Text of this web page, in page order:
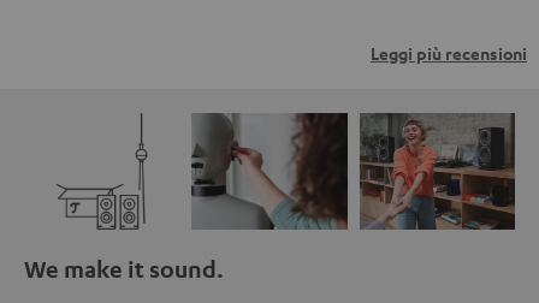
Leggi più recensioni
We make it sound.